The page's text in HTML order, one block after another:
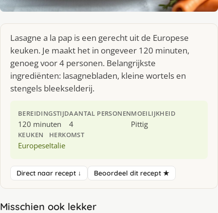
Lasagne a la pap is een gerecht uit de Europese
keuken. Je maakt het in ongeveer 120 minuten,
genoeg voor 4 personen. Belangrijkste
ingrediënten: lasagnebladen, kleine wortels en
stengels bleekselderij.
BEREIDINGSTIJD
120 minuten
AANTAL PERSONEN
4
MOEILIJKHEID
Pittig
KEUKEN
Europese
HERKOMST
Italie
Direct naar recept ↓ Beoordeel dit recept ★
Misschien ook lekker